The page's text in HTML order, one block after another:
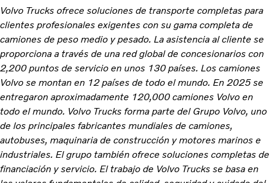
Volvo Trucks ofrece soluciones de transporte completas para
clientes profesionales exigentes con su gama completa de
camiones de peso medio y pesado. La asistencia al cliente se
proporciona a través de una red global de concesionarios con
2,200 puntos de servicio en unos 130 países. Los camiones
Volvo se montan en 12 países de todo el mundo. En 2025 se
entregaron aproximadamente 120,000 camiones Volvo en
todo el mundo. Volvo Trucks forma parte del Grupo Volvo, uno
de los principales fabricantes mundiales de camiones,
autobuses, maquinaria de construcción y motores marinos e
industriales. El grupo también ofrece soluciones completas de
financiación y servicio. El trabajo de Volvo Trucks se basa en